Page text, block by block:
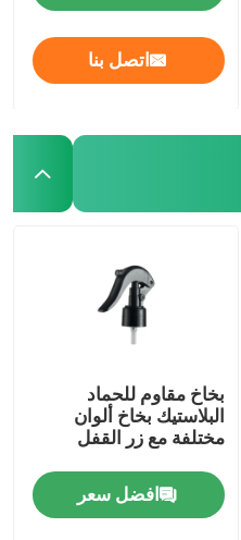
اتصل بنا
بخاخ مقاوم للحماد
البلاستيك بخاخ ألوان
مختلفة مع زر القفل
افضل سعر